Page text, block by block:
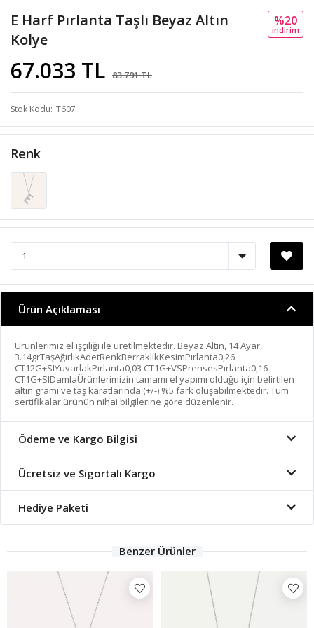
E Harf Pırlanta Taşlı Beyaz Altın
Kolye
67.033 TL 83.791 TL
%20
i̇ndi̇ri̇m
Stok Kodu T607
Renk
Ürün Açıklaması
Ürünlerimiz el işçiliği ile üretilmektedir. Beyaz Altın, 14 Ayar,
3.14grTaşAğırlıkAdetRenkBerraklıkKesimPırlanta0,26
CT12G+SIYuvarlakPırlanta0,03 CT1G+VSPrensesPırlanta0,16
CT1G+SIDamlaÜrünlerimizin tamamı el yapımı olduğu için belirtilen
altın gramı ve taş karatlarında (+/-) %5 fark oluşabilmektedir. Tüm
sertifikalar ürünün nihai bilgilerine göre düzenlenir.
Ödeme ve Kargo Bilgisi
Ücretsiz ve Sigortalı Kargo
Hediye Paketi
Benzer Ürünler